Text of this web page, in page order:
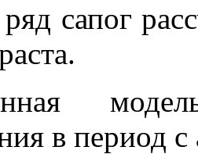
сапог
в период